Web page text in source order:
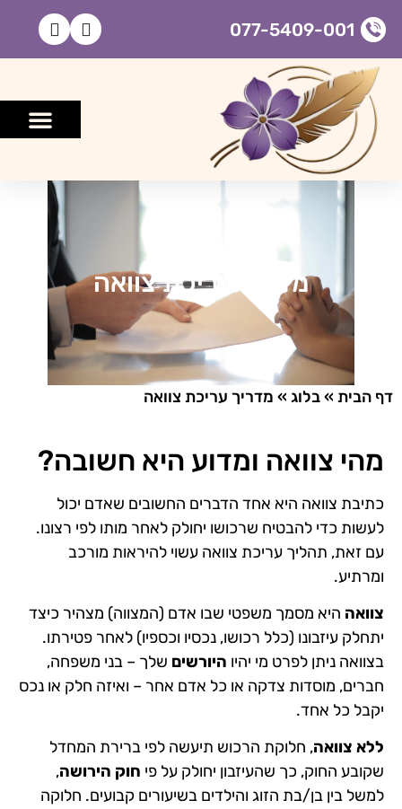
077-5409-001
מדריך עריכת צוואה
דף הבית »בלוג » מדריך עריכת צוואה
מהי צוואה ומדוע היא חשובה?
כתיבת צוואה היא אחד הדברים החשובים שאדם יכול
לעשות כדי להבטיח שרכושו יחולק לאחר מותו לפי רצונו.
עם זאת, תהליך עריכת צוואה עשוי להיראות מורכב
ומרתיע.
צוואה היא מסמך משפטי שבו אדם (המצווה) מצהיר כיצד
יתחלק עיזבונו (כלל רכושו, נכסיו וכספיו) לאחר פטירתו.
בצוואה ניתן לפרט מי יהיו היורשים שלך – בני משפחה,
חברים, מוסדות צדקה או כל אדם אחר – ואיזה חלק או נכס
יקבל כל אחד.
ללא צוואה, חלוקת הרכוש תיעשה לפי ברירת המחדל
שקובע החוק, כך שהעיזבון יחולק על פי חוק הירושה,
למשל בין בן/בת הזוג והילדים בשיעורים קבועים. חלוקה